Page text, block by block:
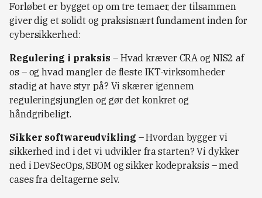
Forløbet er bygget op om tre temaer, der tilsammen
giver dig et solidt og praksisnært fundament inden for
cybersikkerhed:
Regulering i praksis – Hvad kræver CRA og NIS2 af
os – og hvad mangler de fleste IKT-virksomheder
stadig at have styr på? Vi skærer igennem
reguleringsjunglen og gør det konkret og
håndgribeligt.
Sikker softwareudvikling – Hvordan bygger vi
sikkerhed ind i det vi udvikler fra starten? Vi dykker
ned i DevSecOps, SBOM og sikker kodepraksis – med
cases fra deltagerne selv.